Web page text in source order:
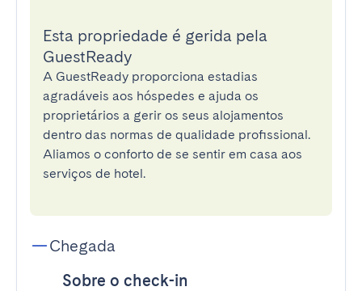
Esta propriedade é gerida pela
GuestReady
A GuestReady proporciona estadias
agradáveis aos hóspedes e ajuda os
proprietários a gerir os seus alojamentos
dentro das normas de qualidade profissional.
Aliamos o conforto de se sentir em casa aos
serviços de hotel.
Chegada
Sobre o check-in